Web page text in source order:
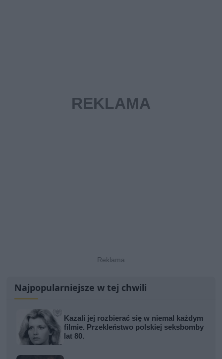
Najpopularniejsze w tej chwili
Kazali jej rozbierać się w niemal każdym
filmie. Przekleństwo polskiej seksbomby
lat 80.